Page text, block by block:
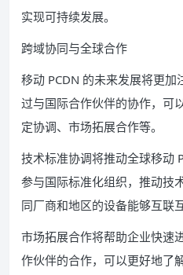
实现可持续发展。
跨域协同与全球合作
移动 PCDN 的未来发展将更
过与国际合作伙伴的协作，可
定协调、市场拓展合作等。
技术标准协调将推动全球移动
参与国际标准化组织，推动技
同厂商和地区的设备能够互联互
市场拓展合作将帮助企业快速
作伙伴的合作，可以更好地了